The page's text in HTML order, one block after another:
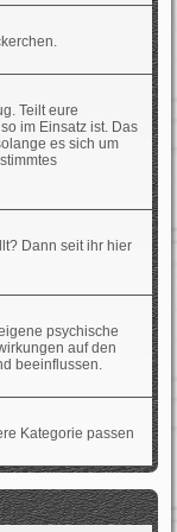
Teilt eure
im Einsatz ist. Das
es sich um
Dann seit ihr hier
psychische
auf den
beeinflussen.
Kategorie passen